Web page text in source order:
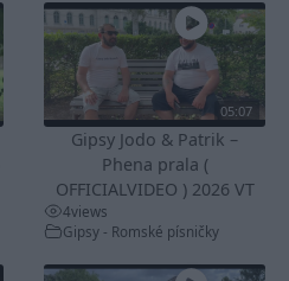
05:07
Gipsy Jodo & Patrik –
Phena prala (
OFFICIALVIDEO ) 2026 VT
4views
Gipsy - Romské písničky